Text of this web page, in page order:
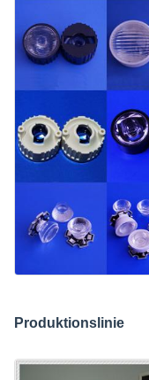
Produktionslinie